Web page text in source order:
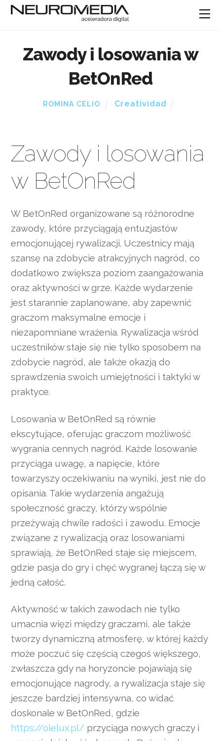
Zawody i losowania w
BetOnRed
ROMINA CELIO Creatividad
Zawody i losowania
w BetOnRed
W BetOnRed organizowane są różnorodne
zawody, które przyciągają entuzjastów
emocjonującej rywalizacji. Uczestnicy mają
szansę na zdobycie atrakcyjnych nagród, co
dodatkowo zwiększa poziom zaangażowania
oraz aktywności w grze. Każde wydarzenie
jest starannie zaplanowane, aby zapewnić
graczom maksymalne emocje i
niezapomniane wrażenia. Rywalizacja wśród
uczestników staje się nie tylko sposobem na
zdobycie nagród, ale także okazją do
sprawdzenia swoich umiejętności i taktyki w
praktyce.
Losowania w BetOnRed są równie
ekscytujące, oferując graczom możliwość
wygrania cennych nagród. Każde losowanie
przyciąga uwagę, a napięcie, które
towarzyszy oczekiwaniu na wyniki, jest nie do
opisania. Takie wydarzenia angażują
społeczność graczy, którzy wspólnie
przeżywają chwile radości i zawodu. Emocje
związane z rywalizacją oraz losowaniami
sprawiają, że BetOnRed staje się miejscem,
gdzie pasja do gry i chęć wygranej łączą się w
jedną całość.
Aktywność w takich zawodach nie tylko
umacnia więzi między graczami, ale także
tworzy dynamiczną atmosferę, w której każdy
może poczuć się częścią czegoś większego,
zwłaszcza gdy na horyzoncie pojawiają się
emocjonujące nagrody, a rywalizacja staje się
jeszcze bardziej intensywna, co widać
doskonale w BetOnRed, gdzie
https://olelux.pl/ przyciąga nowych graczy i